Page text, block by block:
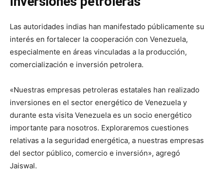
Las autoridades indias han manifestado públicamente su
interés en fortalecer la cooperación con Venezuela,
especialmente en áreas vinculadas a la producción,
comercialización e inversión petrolera.
«Nuestras empresas petroleras estatales han realizado
inversiones en el sector energético de Venezuela y
durante esta visita Venezuela es un socio energético
importante para nosotros. Exploraremos cuestiones
relativas a la seguridad energética, a nuestras empresas
del sector público, comercio e inversión», agregó
Jaiswal.